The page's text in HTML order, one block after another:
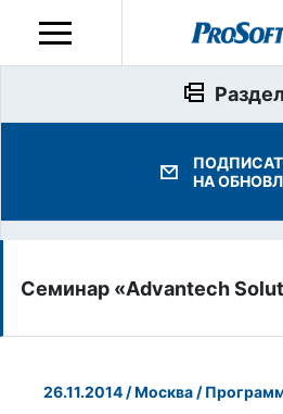
Семинар «Advantech
26.11.2014 / Москва /
НА